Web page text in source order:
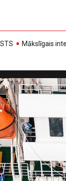
Mākslīgais